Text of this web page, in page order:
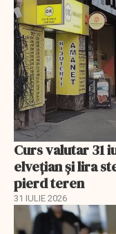
Curs valutar 31
elvețian și lira
pierd teren
31 IULIE 2026